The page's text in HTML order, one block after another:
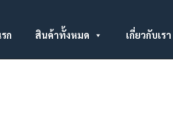
ก สินค้าทั้งหมด เกี่ยวกับเรา